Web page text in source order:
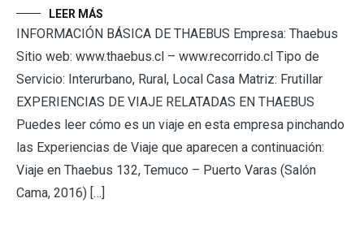
LEER MÁS
INFORMACIÓN BÁSICA DE THAEBUS Empresa: Thaebus
Sitio web: www.thaebus.cl – www.recorrido.cl Tipo de
Servicio: Interurbano, Rural, Local Casa Matriz: Frutillar
EXPERIENCIAS DE VIAJE RELATADAS EN THAEBUS
Puedes leer cómo es un viaje en esta empresa pinchando
las Experiencias de Viaje que aparecen a continuación:
Viaje en Thaebus 132, Temuco – Puerto Varas (Salón
Cama, 2016) […]